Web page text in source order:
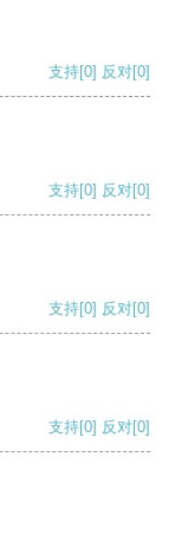
支持[0] 反对[0]
支持[0] 反对[0]
支持[0] 反对[0]
支持[0] 反对[0]